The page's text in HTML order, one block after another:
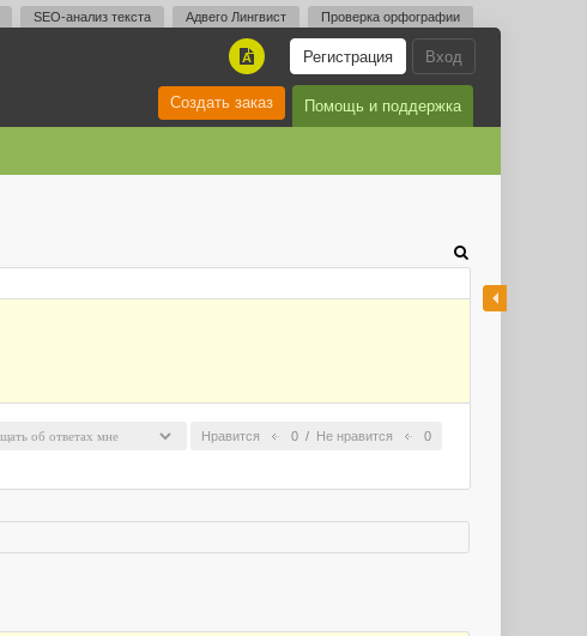
SEO-анализ текста Адвего Лингвист Проверка орфографии
Вход
Регистрация
A
Помощь и поддержка
Создать заказ
Нравится 0 / Не нравится 0